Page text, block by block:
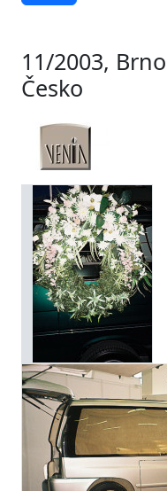
11/2003,
Česko